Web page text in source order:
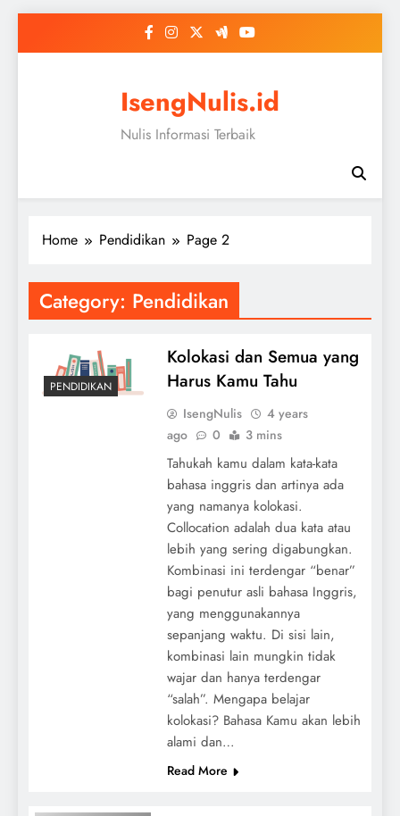
IsengNulis.id
Nulis Informasi Terbaik
Home Pendidikan Page 2
Category: Pendidikan
PENDIDIKAN
Kolokasi dan Semua yang
Harus Kamu Tahu
IsengNulis
4 years
ago
0 3 mins
Tahukah kamu dalam kata-kata
bahasa inggris dan artinya ada
yang namanya kolokasi.
Collocation adalah dua kata atau
lebih yang sering digabungkan.
Kombinasi ini terdengar “benar”
bagi penutur asli bahasa Inggris,
yang menggunakannya
sepanjang waktu. Di sisi lain,
kombinasi lain mungkin tidak
wajar dan hanya terdengar
“salah”. Mengapa belajar
kolokasi? Bahasa Kamu akan lebih
alami dan…
Read More